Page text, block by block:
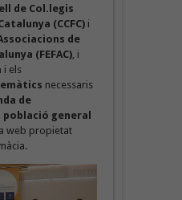
de Col.legis
(CCFC) i
de
(FEFAC), i
i els
necessaris
de
general
web propietat